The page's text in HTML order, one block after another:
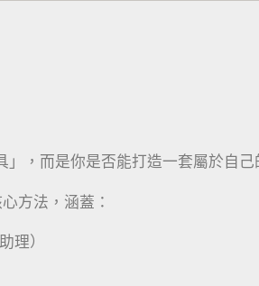
」，而是你是否能打造一套屬於自
方法，涵蓋：
理）